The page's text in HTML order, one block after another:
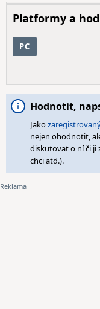
Platformy a
PC
Hodnotit,
Jako
nejen ohodnotit,
diskutovat o ní či ji
chci atd.).